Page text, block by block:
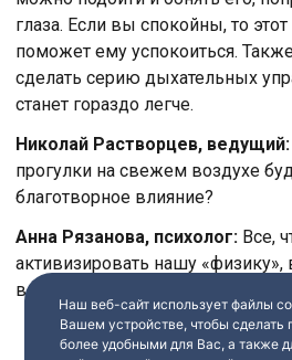
глаза. Если вы спокойны, то
поможет ему успокоиться.
сделать серию дыхательных
станет гораздо легче.
Николай Растворцев, ведущий:
прогулки на свежем воздухе
благотворное влияние?
Анна Рязанова, психолог: Все,
активизировать нашу
воздух, пойдет во благо и
Наш веб-сайт использует файлы
Вашем устройстве, чтобы сделать
более удобными для Вас, а также